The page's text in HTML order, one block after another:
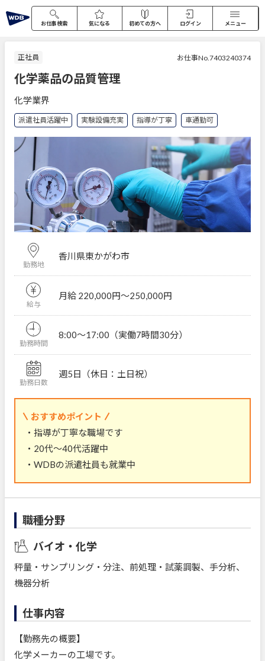
お仕事検索 気になる 初めての方へ ログイン メニュー
正社員 お仕事No.7403240374
化学薬品の品質管理
化学業界
派遣社員活躍中 実験設備充実 指導が丁寧 車通勤可
勤務地
香川県東かがわ市
給与
月給 220,000円〜250,000円
勤務時間
8:00～17:00（実働7時間30分）
勤務日数
週5日（休日：土日祝）
おすすめポイント
・指導が丁寧な職場です
・20代～40代活躍中
・WDBの派遣社員も就業中
職種分野
バイオ・化学
秤量・サンプリング・分注、前処理・試薬調製、手分析、
機器分析
仕事内容
【勤務先の概要】
化学メーカーの工場です。